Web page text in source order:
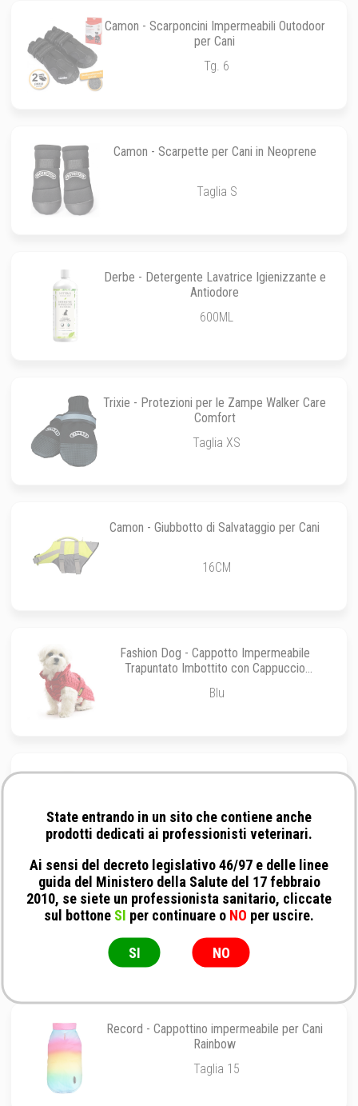
Camon - Scarponcini Impermeabili Outodoor
per Cani
Tg. 6
Camon - Scarpette per Cani in Neoprene
Taglia S
Derbe - Detergente Lavatrice Igienizzante e
Antiodore
600ML
Trixie - Protezioni per le Zampe Walker Care
Comfort
Taglia XS
Camon - Giubbotto di Salvataggio per Cani
16CM
Fashion Dog - Cappotto Impermeabile
Trapuntato Imbottito con Cappuccio
Blu
Record - Cappottino per Cani Victoria in Eco
Taglia 15
Record - Cappottino in Tweed per Cani
Mademoiselle
Taglia 15
Record - Cappottino impermeabile per Cani
Rainbow
Taglia 15
State entrando in un sito che contiene anche
prodotti dedicati ai professionisti veterinari.
Ai sensi del decreto legislativo 46/97 e delle linee
guida del Ministero della Salute del 17 febbraio
2010, se siete un professionista sanitario, cliccate
sul bottone SI per continuare o NO per uscire.
SI NO